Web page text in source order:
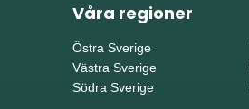
Våra regioner
Östra Sverige
Västra Sverige
Södra Sverige